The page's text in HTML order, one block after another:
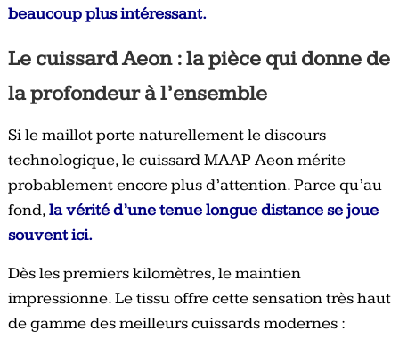
beaucoup plus intéressant.
Le cuissard Aeon : la pièce qui donne de
la profondeur à l’ensemble
Si le maillot porte naturellement le discours
technologique, le cuissard MAAP Aeon mérite
probablement encore plus d’attention. Parce qu’au
fond,la vérité d’une tenue longue distance se joue
souvent ici.
Dès les premiers kilomètres, le maintien
impressionne. Le tissu offre cette sensation très haut
de gamme des meilleurs cuissards modernes :